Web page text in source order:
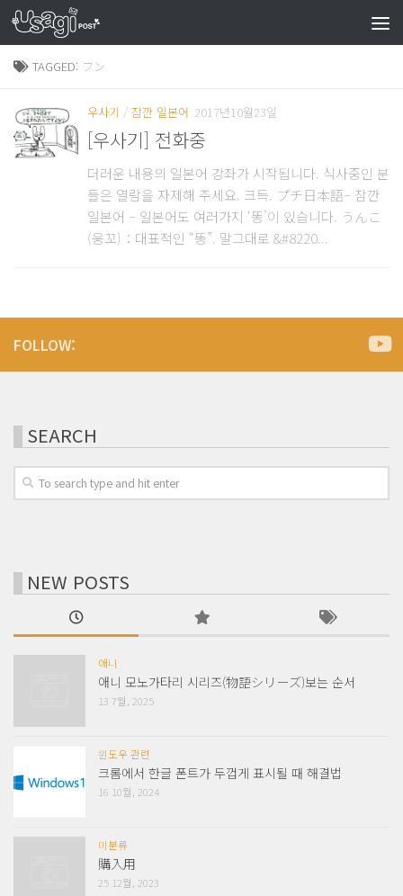
TAGGED: フン
우사기 / 잠깐 일본어 2017년10월23일
[우사기] 전화중
더러운 내용의 일본어 강좌가 시작됩니다. 식사중인 분
들은 열람을 자제해 주세요. 크득. プチ日本語– 잠깐
일본어 – 일본어도 여러가지 ‘똥’이 있습니다. うんこ
(웅꼬)：대표적인 “똥”. 말그대로 &#8220...
FOLLOW:
SEARCH
NEW POSTS
애니
애니 모노가타리 시리즈(物語シリーズ)보는 순서
13 7월, 2025
윈도우 관련
크롬에서 한글 폰트가 두껍게 표시될 때 해결법
16 10월, 2024
미분류
購入用
25 12월, 2023